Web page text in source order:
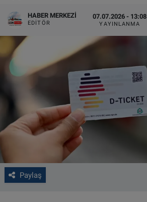
HABER MERKEZI
EDITÖR
07.07.2026 - 13:08
YAYINLANMA
Paylaş
ALGEMENE VOORWAARDEN
Çerez Politikası